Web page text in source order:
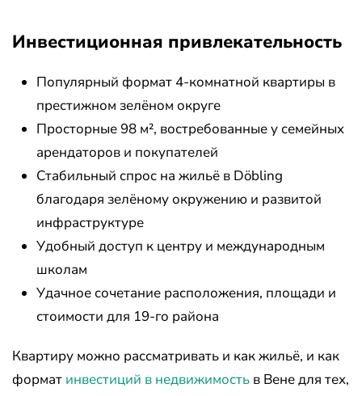
Инвестиционная привлекательность
Популярный формат 4-комнатной квартиры в
престижном зелёном округе
Просторные 98 м², востребованные у семейных
арендаторов и покупателей
Стабильный спрос на жильё в Döbling
благодаря зелёному окружению и развитой
инфраструктуре
Удобный доступ к центру и международным
школам
Удачное сочетание расположения, площади и
стоимости для 19-го района
Квартиру можно рассматривать и как жильё, и как
формат инвестиций в недвижимость в Вене для тех,